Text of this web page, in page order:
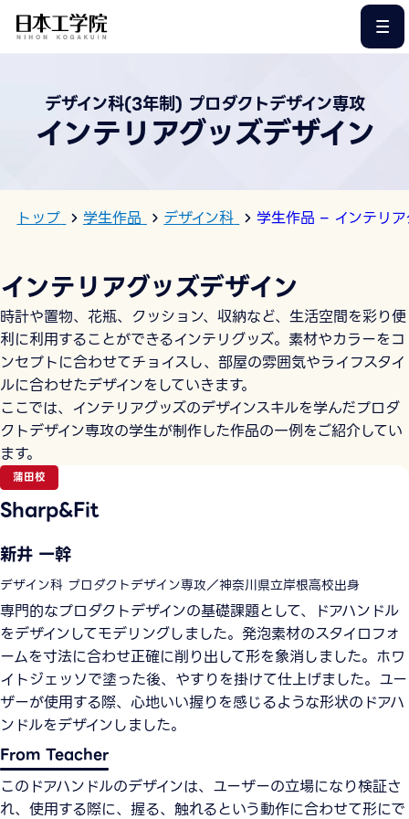
デザイン科(3年制) プロダクトデザイン専攻
インテリアグッズデザイン
トップ 学生作品 デザイン科 学生作品 – インテリア
インテリアグッズデザイン
時計や置物、花瓶、クッション、収納など、生活空間を彩り便
利に利用することができるインテリグッズ。素材やカラーをコ
ンセプトに合わせてチョイスし、部屋の雰囲気やライフスタイ
ルに合わせたデザインをしていきます。
ここでは、インテリアグッズのデザインスキルを学んだプロダ
クトデザイン専攻の学生が制作した作品の一例をご紹介してい
ます。
蒲田校
Sharp&Fit
新井 一幹
デザイン科 プロダクトデザイン専攻／神奈川県立岸根高校出身
専門的なプロダクトデザインの基礎課題として、ドアハンドル
をデザインしてモデリングしました。発泡素材のスタイロフォ
ームを寸法に合わせ正確に削り出して形を象消しました。ホワ
イトジェッソで塗った後、やすりを掛けて仕上げました。ユー
ザーが使用する際、心地いい握りを感じるような形状のドアハ
ンドルをデザインしました。
From Teacher
このドアハンドルのデザインは、ユーザーの立場になり検証さ
れ、使用する際に、握る、触れるという動作に合わせて形にで